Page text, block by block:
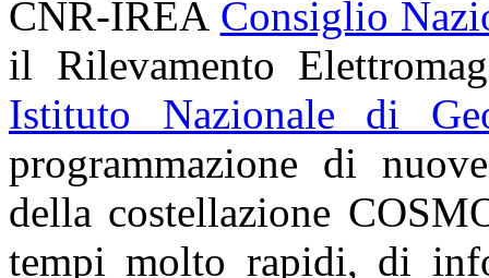
CNR-IREA Consiglio
il Rilevamento
Istituto Nazionale di
programmazione di
della costellazione
tempi molto rapidi, di